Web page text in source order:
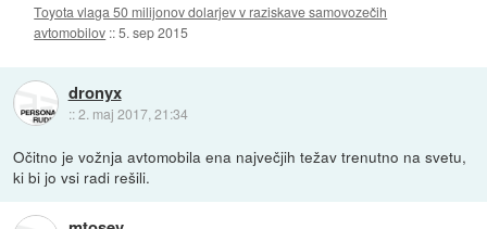
Toyota vlaga 50 milijonov dolarjev v raziskave samovozečih
avtomobilov ::5. sep 2015
dronyx
::2. maj 2017, 21:34
Očitno je vožnja avtomobila ena največjih težav trenutno na svetu,
ki bi jo vsi radi rešili.